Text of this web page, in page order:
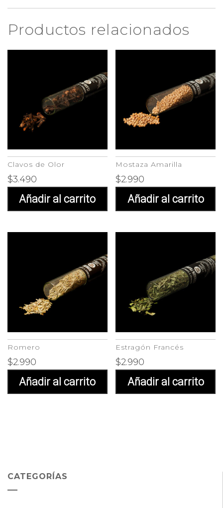
Productos relacionados
Clavos de Olor
$3.490
Añadir al carrito
Mostaza Amarilla
$2.990
Añadir al carrito
Romero
$2.990
Añadir al carrito
Estragón Francés
$2.990
Añadir al carrito
CATEGORÍAS